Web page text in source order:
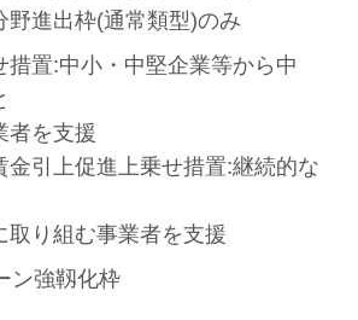
進出枠(通常類型)のみ
措置:中小・中堅企業等から中
者を支援
金引上促進上乗せ措置:継続的な
取り組む事業者を支援
ン強靱化枠